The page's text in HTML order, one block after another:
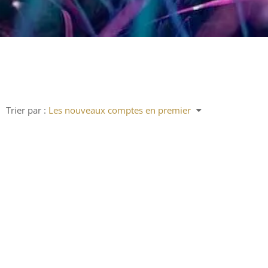
Trier par : Les nouveaux comptes en premier